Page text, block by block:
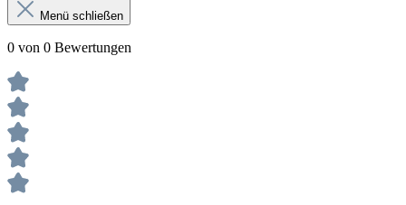
Menü schließen
0 von 0 Bewertungen